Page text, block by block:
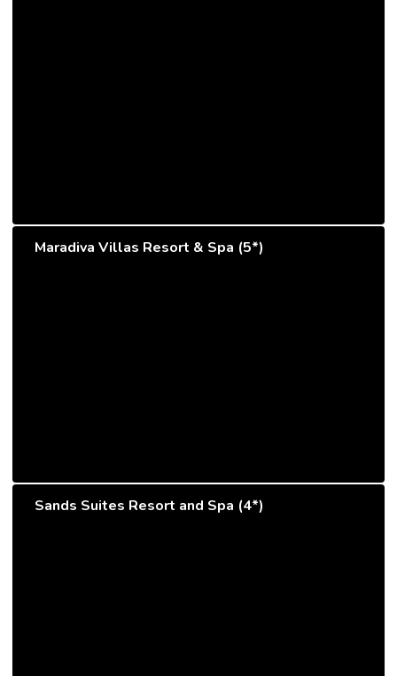
Maradiva Villas Resort & Spa (5*)
Sands Suites Resort and Spa (4*)